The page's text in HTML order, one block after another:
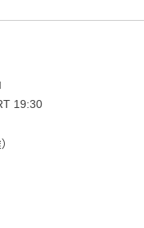
19:30